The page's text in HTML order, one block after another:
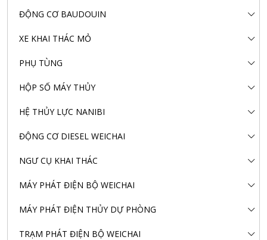
ĐỘNG CƠ BAUDOUIN
XE KHAI THÁC MỎ
PHỤ TÙNG
HỘP SỐ MÁY THỦY
HỆ THỦY LỰC NANIBI
ĐỘNG CƠ DIESEL WEICHAI
NGƯ CỤ KHAI THÁC
MÁY PHÁT ĐIỆN BỘ WEICHAI
MÁY PHÁT ĐIỆN THỦY DỰ PHÒNG
TRẠM PHÁT ĐIỆN BỘ WEICHAI